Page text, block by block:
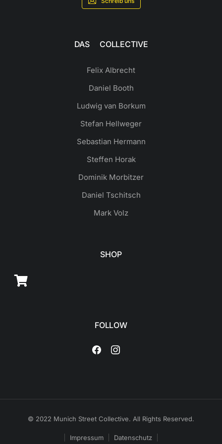
DAS COLLECTIVE
Felix Albrecht
Daniel Booth
Ludwig van Borkum
Stefan Hellweger
Sebastian Hermann
Steffen Horak
Dominik Morbitzer
Daniel Tschitsch
Mark Volz
SHOP
FOLLOW
© 2022 Munich Street Collective. All Rights Reserved.
Impressum Datenschutz